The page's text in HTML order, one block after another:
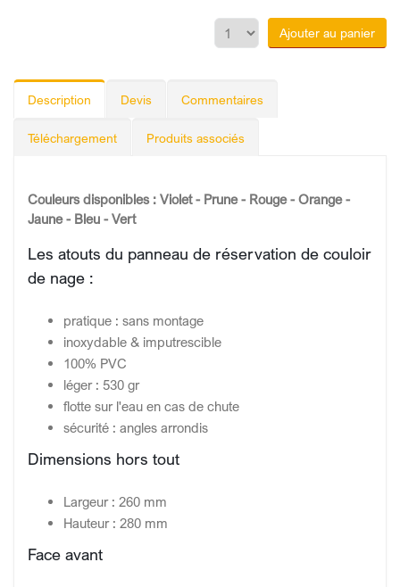
Ajouter au panier
Description Devis Commentaires
Téléchargement Produits associés
Couleurs disponibles : Violet - Prune - Rouge - Orange -
Jaune - Bleu - Vert
Les atouts du panneau de réservation de couloir
de nage :
pratique : sans montage
inoxydable & imputrescible
100% PVC
léger : 530 gr
flotte sur l'eau en cas de chute
sécurité : angles arrondis
Dimensions hors tout
Largeur : 260 mm
Hauteur : 280 mm
Face avant